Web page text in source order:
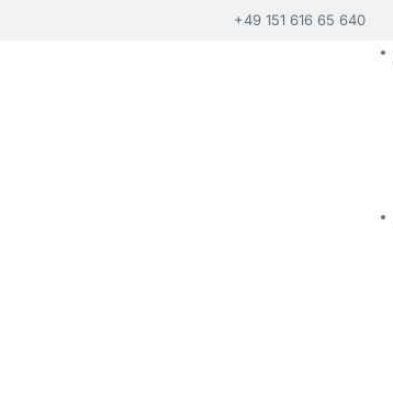
+49 151 616 65 640